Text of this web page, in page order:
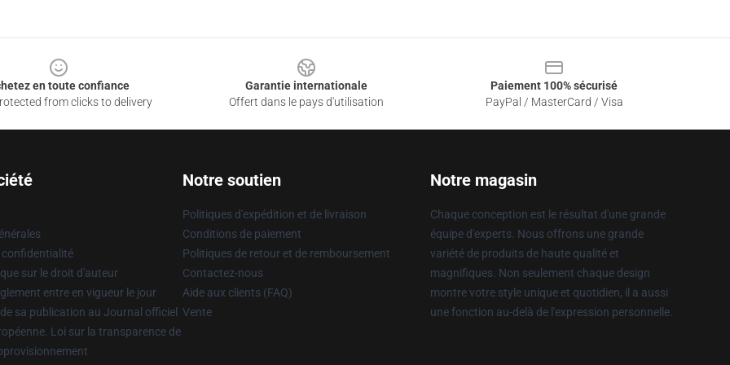
en toute confiance
from clicks to delivery
Garantie internationale
Offert dans le pays d'utilisation
Paiement 100% sécurisé
PayPal / MasterCard / Visa
confidentialité
sur le droit d'auteur
entre en vigueur le jour
sa publication au Journal officiel
Loi sur la transparence de
Notre soutien
Politiques d'expédition et de livraison
Conditions de paiement
Politiques de retour et de remboursement
Contactez-nous
Aide aux clients (FAQ)
Vente
Notre magasin
Chaque conception est le résultat d'une grande
équipe d'experts. Nous offrons une grande
variété de produits de haute qualité et
magnifiques. Non seulement chaque design
montre votre style unique et quotidien, il a aussi
une fonction au-delà de l'expression personnelle.